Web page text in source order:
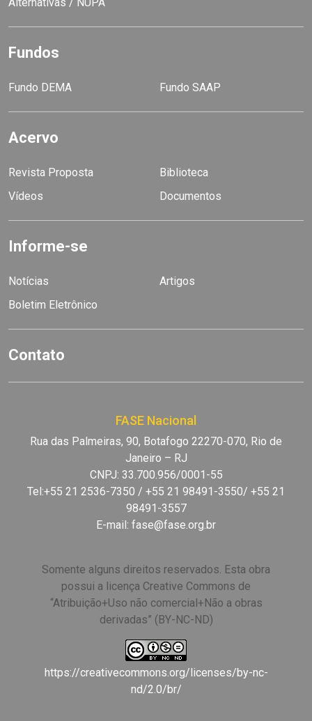
Fundos
Fundo DEMA Fundo SAAP
Acervo
Revista Proposta
Biblioteca
Vídeos
Documentos
Informe-se
Notícias
Artigos
Boletim Eletrônico
Contato
FASE Nacional
Rua das Palmeiras, 90, Botafogo 22270-070, Rio de
Janeiro – RJ
CNPJ: 33.700.956/0001-55
Tel:+55 21 2536-7350 / +55 21 98491-3550/ +55 21
98491-3557
E-mail: fase@fase.org.br
Somente alguns direitos reservados. Esta obra
possui a licença Creative Commons de
“Atribuição+Uso não comercial+Não a obras
derivadas” (BY-NC-ND)
https://creativecommons.org/licenses/by-nc-
nd/2.0/br/